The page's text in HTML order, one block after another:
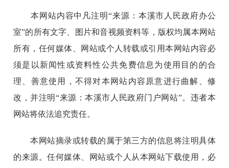
本网站内容中凡注明“来源：本溪市人民政府办公
室”的所有文字、图片和音视频资料等，版权均属本网站
所有，任何媒体、网站或个人转载或引用本网站内容必
须是以新闻性或资料性公共免费信息为使用目的的合
理、善意使用，不得对本网站内容原意进行曲解、修
改，并注明“来源：本溪市人民政府门户网站”。违者本
网站将依法追究责任。
本网站摘录或转载的属于第三方的信息将注明具体
的来源。任何媒体、网站或个人从本网站下载使用，必